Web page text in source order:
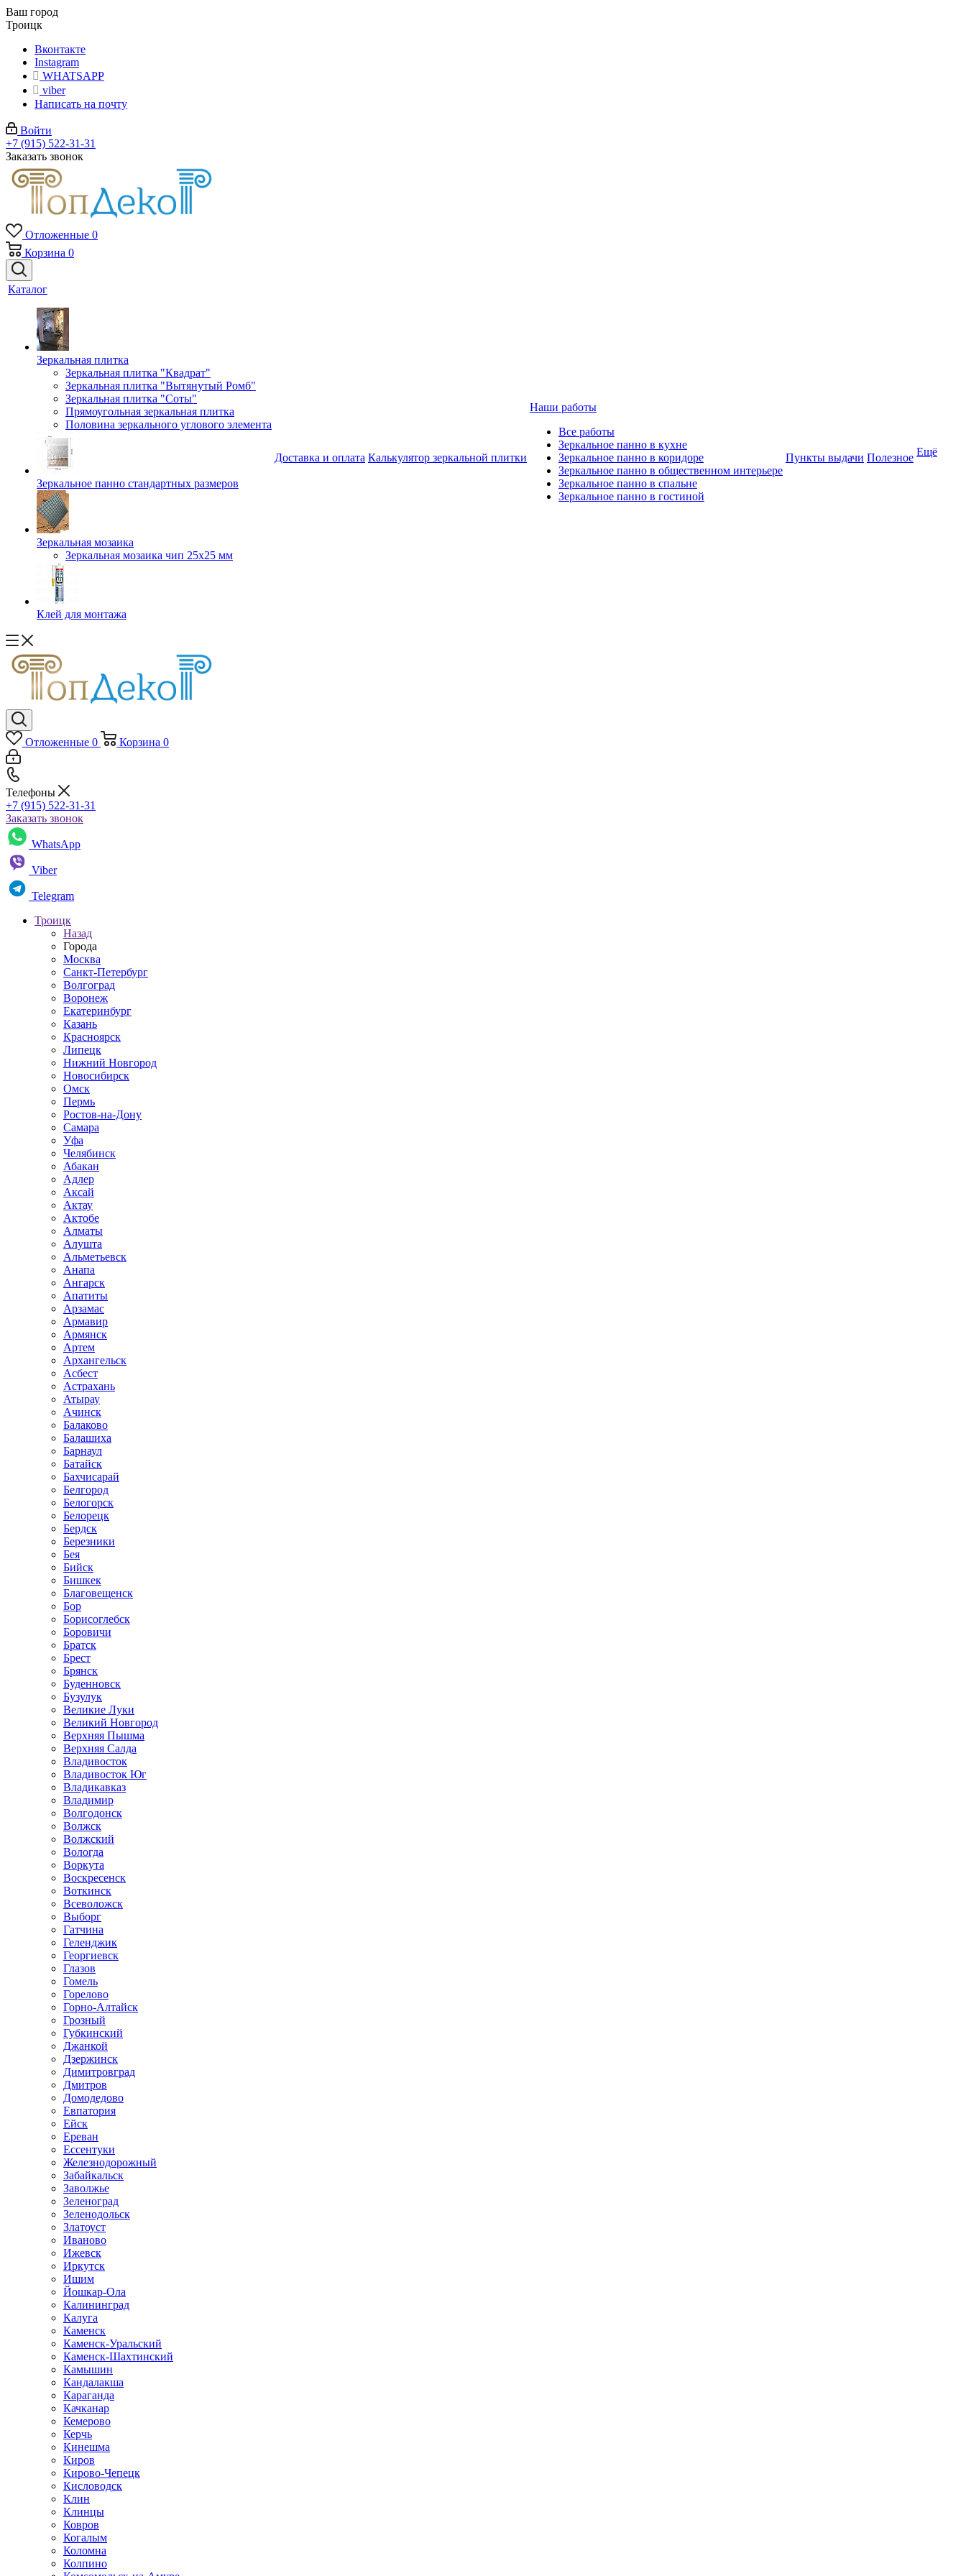
Ваш город
Троицк
Вконтакте
Instagram
WHATSAPP
viber
Написать на почту
Войти
+7 (915) 522-31-31
Заказать звонок
Отложенные 0
Корзина 0
Каталог
Зеркальная плитка
Зеркальная плитка "Квадрат"
Зеркальная плитка "Вытянутый Ромб"
Зеркальная плитка "Соты"
Прямоугольная зеркальная плитка
Половина зеркального углового элемента
Зеркальное панно стандартных размеров
Зеркальная мозаика
Зеркальная мозаика чип 25х25 мм
Клей для монтажа
Доставка и оплата Калькулятор зеркальной плитки
Наши работы
Все работы
Зеркальное панно в кухне
Зеркальное панно в коридоре
Зеркальное панно в общественном интерьере
Зеркальное панно в спальне
Зеркальное панно в гостиной
Пункты выдачи Полезное Ещё
Отложенные 0 Корзина 0
Телефоны
+7 (915) 522-31-31
Заказать звонок
WhatsApp
Viber
Telegram
Троицк
Назад
Города
Москва
Санкт-Петербург
Волгоград
Воронеж
Екатеринбург
Казань
Красноярск
Липецк
Нижний Новгород
Новосибирск
Омск
Пермь
Ростов-на-Дону
Самара
Уфа
Челябинск
Абакан
Адлер
Аксай
Актау
Актобе
Алматы
Алушта
Альметьевск
Анапа
Ангарск
Апатиты
Арзамас
Армавир
Армянск
Артем
Архангельск
Асбест
Астрахань
Атырау
Ачинск
Балаково
Балашиха
Барнаул
Батайск
Бахчисарай
Белгород
Белогорск
Белорецк
Бердск
Березники
Бея
Бийск
Бишкек
Благовещенск
Бор
Борисоглебск
Боровичи
Братск
Брест
Брянск
Буденновск
Бузулук
Великие Луки
Великий Новгород
Верхняя Пышма
Верхняя Салда
Владивосток
Владивосток Юг
Владикавказ
Владимир
Волгодонск
Волжск
Волжский
Вологда
Воркута
Воскресенск
Воткинск
Всеволожск
Выборг
Гатчина
Геленджик
Георгиевск
Глазов
Гомель
Горелово
Горно-Алтайск
Грозный
Губкинский
Джанкой
Дзержинск
Димитровград
Дмитров
Домодедово
Евпатория
Ейск
Ереван
Ессентуки
Железнодорожный
Забайкальск
Заволжье
Зеленоград
Зеленодольск
Златоуст
Иваново
Ижевск
Иркутск
Ишим
Йошкар-Ола
Калининград
Калуга
Каменск
Каменск-Уральский
Каменск-Шахтинский
Камышин
Кандалакша
Караганда
Качканар
Кемерово
Керчь
Кинешма
Киров
Кирово-Чепецк
Кисловодск
Клин
Клинцы
Ковров
Когалым
Коломна
Колпино